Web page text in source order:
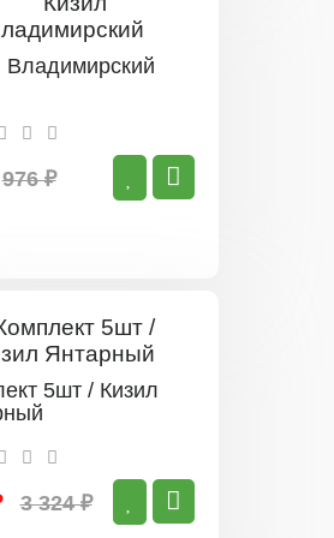
Владимирский
976 ₽
5шт / Кизил
3 324 ₽